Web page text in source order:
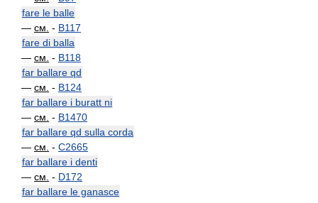
fare le balle
— см. - B117
fare di balla
— см. - B118
far ballare qd
— см. - B124
far ballare i buratt ni
— см. - B1470
far ballare qd sulla corda
— см. - C2665
far ballare i denti
— см. - D172
far ballare le ganasce